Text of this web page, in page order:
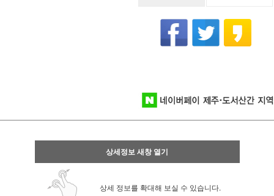
상세정보 새창 열기
상세 정보를 확대해 보실 수 있습니다.